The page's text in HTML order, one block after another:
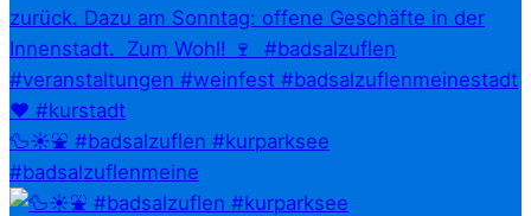
🦆☀️⛲ #badsalzuflen #kurparksee
#badsalzuflenmeine